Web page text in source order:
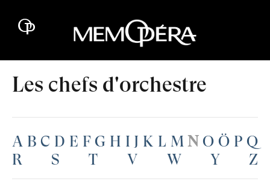
Les chefs d'orchestre
A B C D E F G H I J K L M N O Ö P Q
R
S T V W Y Z